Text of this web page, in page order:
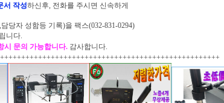
상품 모델명
원산지
대만
부가세/카드제외
구매수량
서 작성하신후, 전화를 주시면 신속하게
당자 성함등 기록)을 팩스(032-831-0294)
니다.
시 문의 가능합니다. 감사합니다.